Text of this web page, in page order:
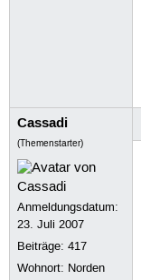
Cassadi
(Themenstarter)
Anmeldungsdatum:
23. Juli 2007
Beiträge:417
Wohnort: Norden